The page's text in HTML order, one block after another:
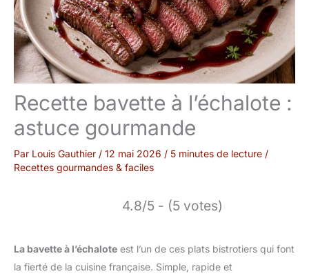
Recette bavette à l’échalote :
astuce gourmande
Par Louis Gauthier / 12 mai 2026 / 5 minutes de lecture /
Recettes gourmandes & faciles
4.8/5 - (5 votes)
La bavette à l’échalote est l’un de ces plats bistrotiers qui font
la fierté de la cuisine française. Simple, rapide et